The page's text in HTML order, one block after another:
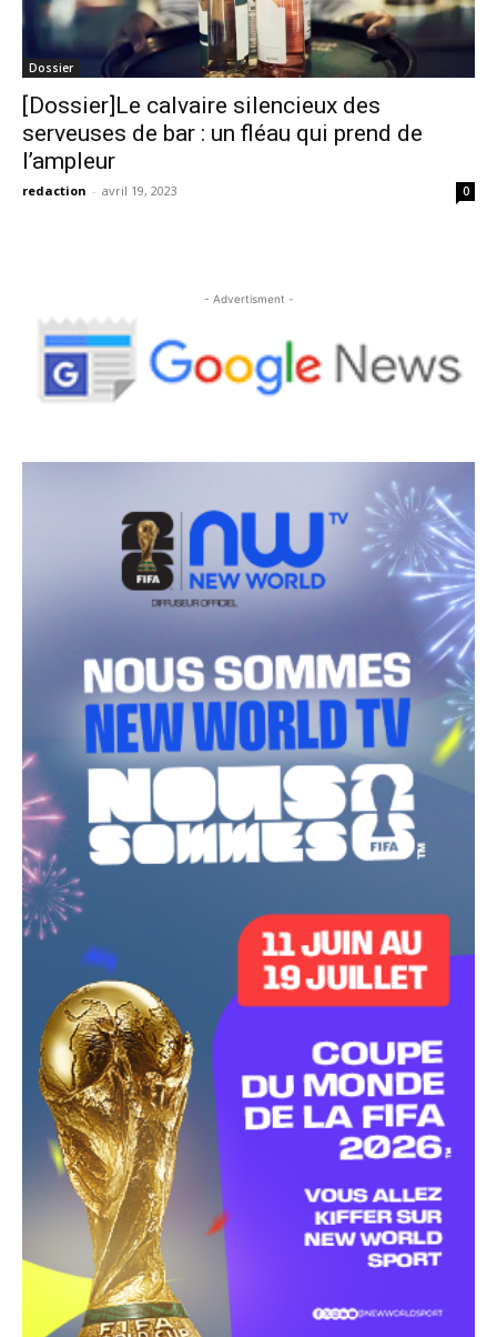
Dossier
[Dossier]Le calvaire silencieux des
serveuses de bar : un fléau qui prend de
l’ampleur
redaction - avril 19, 2023 0
- Advertisment -